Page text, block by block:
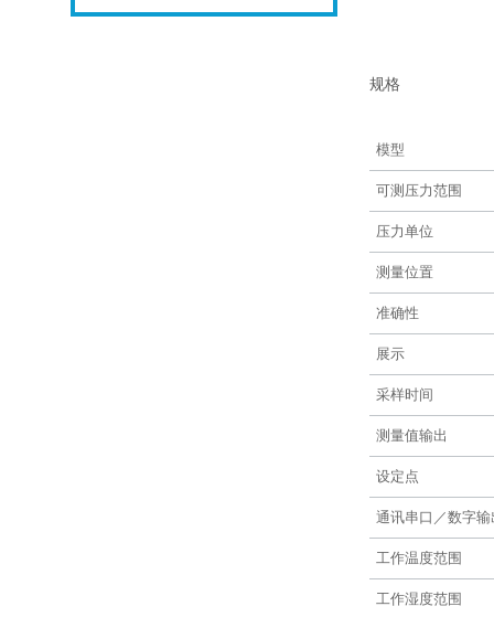
规格
模型
可测压力范围
压力单位
测量位置
准确性
展示
采样时间
测量值输出
设定点
通讯串口／数字输
工作温度范围
工作湿度范围